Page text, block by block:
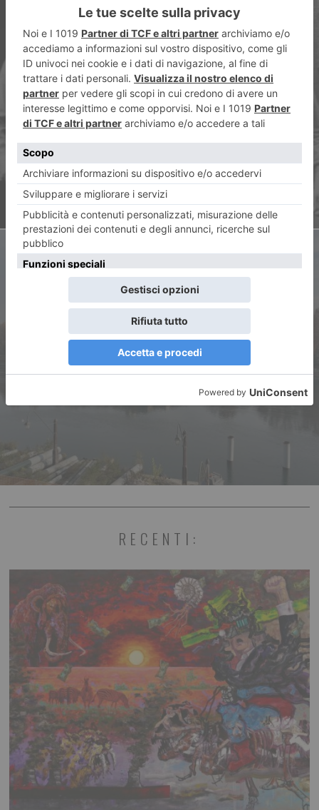
ARTICOLO PRECEDENTE
Lettera aperta a Fulvio
Gianaria. In nome di Pannella,
Tortora, Chiusano, Sciascia,
Mellini
La foto di Vincenzo Solano
RECENTI: